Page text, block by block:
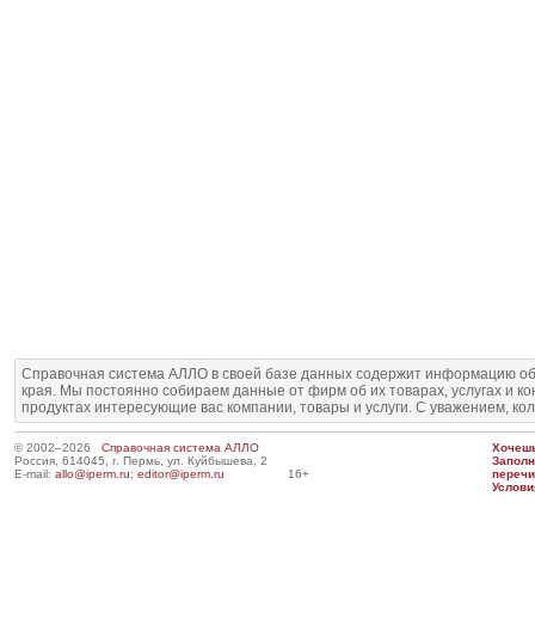
Справочная система АЛЛО в своей базе данных содержит информацию
края. Мы постоянно собираем данные от фирм об их товарах, услугах и
продуктах интересующие вас компании, товары и услуги. С уважением,
© 2002–2026 Справочная система АЛЛО
Россия, 614045, г. Пермь, ул. Куйбышева, 2
E-mail: allo@iperm.ru; editor@iperm.ru 16+